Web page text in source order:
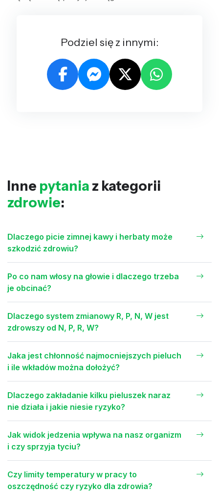
Podziel się z innymi:
Inne pytania z kategorii
zdrowie:
Dlaczego picie zimnej kawy i herbaty może
szkodzić zdrowiu?
Po co nam włosy na głowie i dlaczego trzeba
je obcinać?
Dlaczego system zmianowy R, P, N, W jest
zdrowszy od N, P, R, W?
Jaka jest chłonność najmocniejszych pieluch
i ile wkładów można dołożyć?
Dlaczego zakładanie kilku pieluszek naraz
nie działa i jakie niesie ryzyko?
Jak widok jedzenia wpływa na nasz organizm
i czy sprzyja tyciu?
Czy limity temperatury w pracy to
oszczędność czy ryzyko dla zdrowia?